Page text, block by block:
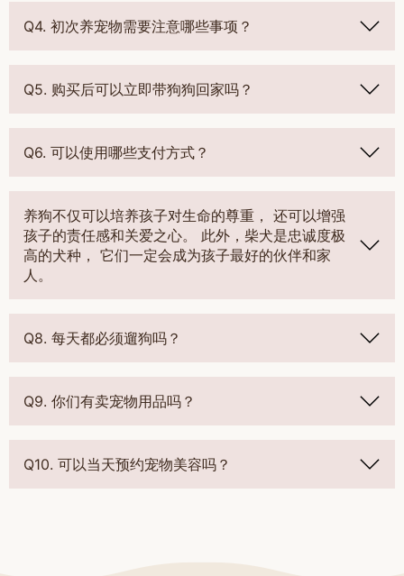
Q4. 初次养宠物需要注意哪些事项？
Q5. 购买后可以立即带狗狗回家吗？
Q6. 可以使用哪些支付方式？
养狗不仅可以培养孩子对生命的尊重， 还可以增强
孩子的责任感和关爱之心。 此外，柴犬是忠诚度极
高的犬种， 它们一定会成为孩子最好的伙伴和家
人。
Q8. 每天都必须遛狗吗？
Q9. 你们有卖宠物用品吗？
Q10. 可以当天预约宠物美容吗？